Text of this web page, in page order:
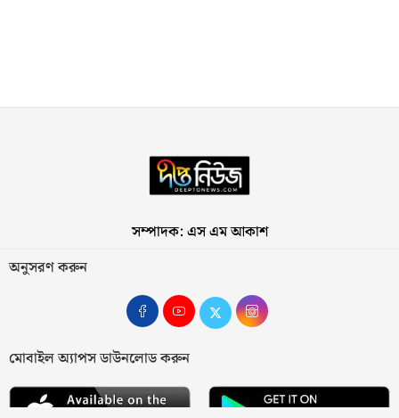
সম্পাদক: এস এম আকাশ
অনুসরণ করুন
মোবাইল অ্যাপস ডাউনলোড করুন